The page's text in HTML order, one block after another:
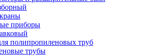
приборы
полипропиленовых труб
трубы